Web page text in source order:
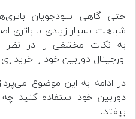
حتی گاهی سودجویان
شباهت بسیار زیادی با باتری
به نکات مختلفی را در نظر
اورجینال دوربین خود را
در ادامه به این موضوع
دوربین خود استفاده کنید
بیفتد.